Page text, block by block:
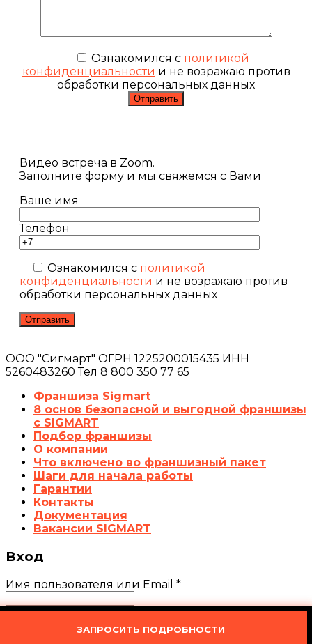
ЗАПРОСИТЬ ПОДРОБНОСТИ
Ознакомился с политикой
конфиденциальности и не возражаю против
обработки персональных данных
Видео встреча в Zoom.
Заполните форму и мы свяжемся с Вами
Ваше имя
Телефон
Ознакомился с политикой
конфиденциальности и не возражаю против
обработки персональных данных
ООО "Сигмарт" ОГРН 1225200015435 ИНН
5260483260 Тел 8 800 350 77 65
Франшиза Sigmart
8 основ безопасной и выгодной франшизы
с SIGMART
Подбор франшизы
О компании
Что включено во франшизный пакет
Шаги для начала работы
Гарантии
Контакты
Документация
Вакансии SIGMART
Вход
Имя пользователя или Email *